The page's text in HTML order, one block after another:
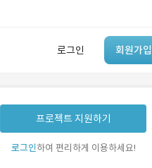
로그인 회원가입
유사사례 검색 AI
‘이런 거’ 만들어본
개발 회사 있어?
프로젝트 지원하기
로그인하여 편리하게 이용하세요!